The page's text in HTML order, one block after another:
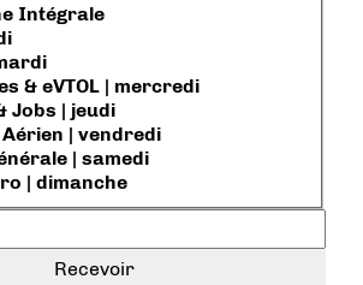
Intégrale
& eVTOL | mercredi
Jobs | jeudi
| vendredi
| samedi
| dimanche